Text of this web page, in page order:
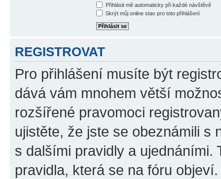
Přihlásit mě automaticky při každé návštěvě
Skrýt můj online stav pro toto přihlášení
REGISTROVAT
Pro přihlášení musíte být
dává vám mnohem větší
rozšířené pravomoci
ujistěte, že jste se obeznámili s
s dalšími pravidly a ujednáními.
pravidla, která se na fóru objeví.